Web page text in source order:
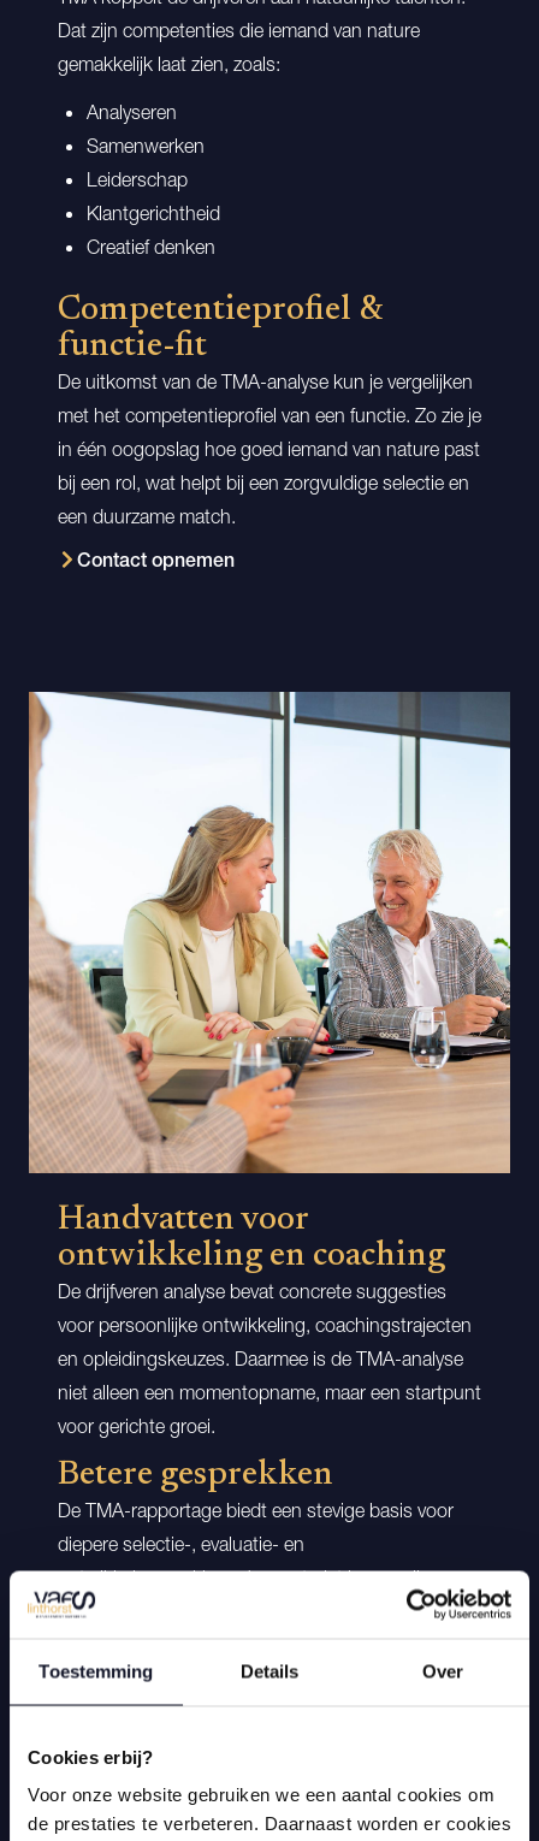
Toestemming Details Over
Cookies erbij?
Voor onze website gebruiken we een aantal cookies om
de prestaties te verbeteren. Daarnaast worden er cookies
Dat zijn competenties die iemand van nature
gemakkelijk laat zien, zoals:
Analyseren
Samenwerken
Leiderschap
Klantgerichtheid
Creatief denken
Competentieprofiel &
functie-fit
De uitkomst van de TMA-analyse kun je vergelijken
met het competentieprofiel van een functie. Zo zie je
in één oogopslag hoe goed iemand van nature past
bij een rol, wat helpt bij een zorgvuldige selectie en
een duurzame match.
Contact opnemen
Handvatten voor
ontwikkeling en coaching
De drijfveren analyse bevat concrete suggesties
voor persoonlijke ontwikkeling, coachingstrajecten
en opleidingskeuzes. Daarmee is de TMA-analyse
niet alleen een momentopname, maar een startpunt
voor gerichte groei.
Betere gesprekken
De TMA-rapportage biedt een stevige basis voor
diepere selectie-, evaluatie- en
ontwikkelgesprekken. Je praat niet langer alleen
over resultaten, maar ook over wat iemand echt
Contact opnemen